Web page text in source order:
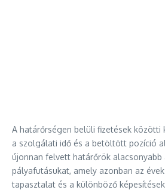
A határőrségen belüli fizetések közötti
a szolgálati idő és a betöltött pozíció
újonnan felvett határőrök alacsonyabb
pályafutásukat, amely azonban az
tapasztalat és a különböző